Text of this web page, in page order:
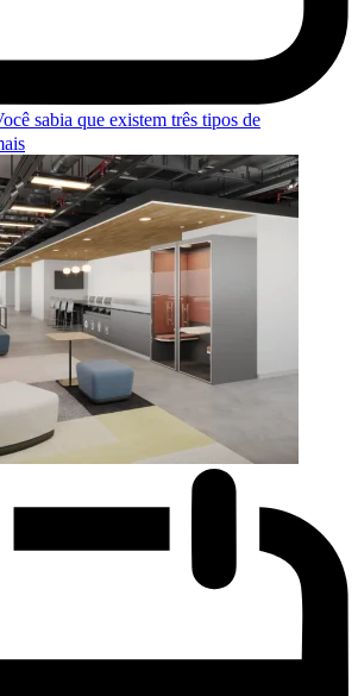
sabia que existem três tipos de